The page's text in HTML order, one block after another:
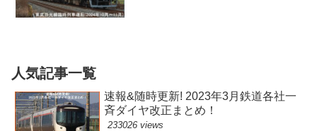
人気記事一覧
速報&随時更新! 2023年3月鉄道各社一
斉ダイヤ改正まとめ！
233026 views